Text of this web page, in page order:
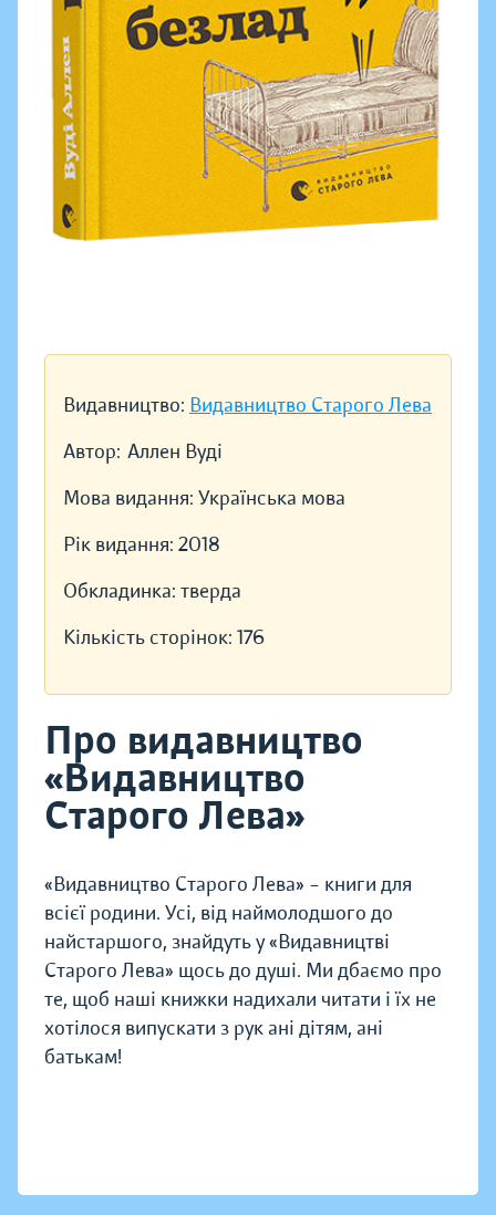
Видавництво: Видавництво Старого Лева
Автор: Аллен Вуді
Мова видання: Українська мова
Рік видання: 2018
Обкладинка: тверда
Кількість сторінок: 176
Про видавництво
«Видавництво
Старого Лева»
«Видавництво Старого Лева» – книги для
всієї родини. Усі, від наймолодшого до
найстаршого, знайдуть у «Видавництві
Старого Лева» щось до душі. Ми дбаємо про
те, щоб наші книжки надихали читати і їх не
хотілося випускати з рук ані дітям, ані
батькам!